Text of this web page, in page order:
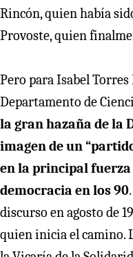
Rincón, quien había
Provoste, quien
Pero para Isabel
Departamento de
la gran hazaña de la
imagen de un
en la principal fuerza
democracia en los 90
discurso en agosto de
quien inicia el camino.